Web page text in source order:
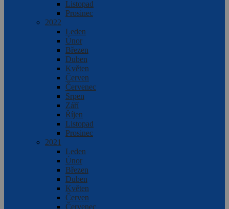
Listopad
Prosinec
2022
Leden
Únor
Březen
Duben
Květen
Červen
Červenec
Srpen
Září
Říjen
Listopad
Prosinec
2021
Leden
Únor
Březen
Duben
Květen
Červen
Červenec